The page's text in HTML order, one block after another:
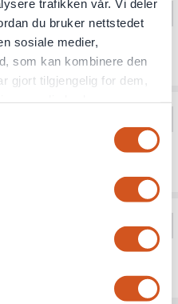
trafikken vår. Vi deler
du bruker nettstedet
sosiale medier,
som kan kombinere den
gjort tilgjengelig for dem,